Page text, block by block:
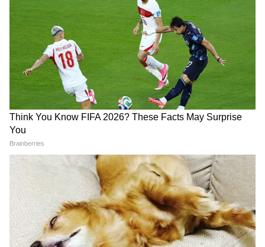
कौन हैं विधायक मनप्रीत सिंह, वांटेड
सांसद को जेल से छुड़ाने गुंडों की
तरह कुल्हाड़ी-तलवारें लेकर पहुंचे
पंजाब यूनिवर्सिटी में दर्दनाक हादसा:
पानी भरे रास्ते में उतरा करंट, PhD
छात्रा की दर्दनाक मौत
पंजाब में 66 लाख लोग नशे की
गिरफ्त में! आखिर क्यों नहीं खत्म हो
रहा ड्रग्स का जाल?
लंदन से पढ़े पंजाब के शिक्षा मंत्री के
पास है कितनी दौलत, जो 31 साल में
बन गए थे मिनिस्टर